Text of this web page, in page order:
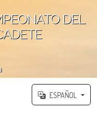
DEL
ESPAÑOL